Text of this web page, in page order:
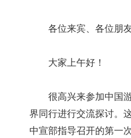
各位来宾、各位朋友
大家上午好！
很高兴来参加中国游
界同行进行交流探讨。
中宣部指导召开的第一